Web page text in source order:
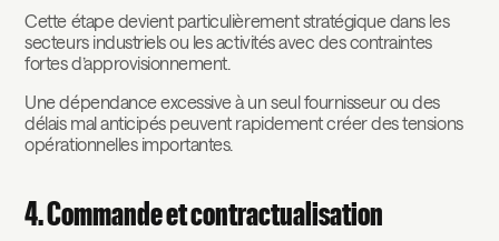
Cette étape devient particulièrement stratégique dans les
secteurs industriels ou les activités avec des contraintes
fortes d’approvisionnement.
Une dépendance excessive à un seul fournisseur ou des
délais mal anticipés peuvent rapidement créer des tensions
opérationnelles importantes.
4. Commande et contractualisation